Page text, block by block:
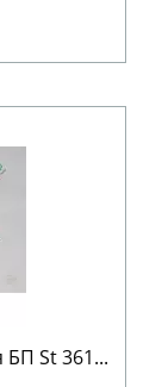
БП St 361...